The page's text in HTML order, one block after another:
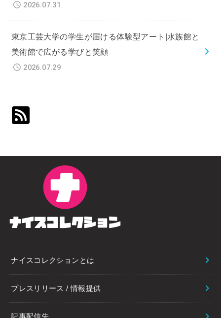
2026.07.31
東京工芸大学の学生が届ける体験型アート|水族館と
美術館で広がる学びと笑顔
2026.07.29
ナイスコレクションとは
プレスリリース / 情報提供
記事配信先